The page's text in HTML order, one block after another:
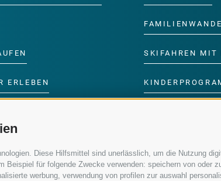
Diese Hilfsmittel sind unerlässlich, um die Nutzung
für folgende Zwecke verwenden: speichern von oder
werbung, verwendung von profilen zur auswahl
ERLEBEN
SKIFAHREN MIT